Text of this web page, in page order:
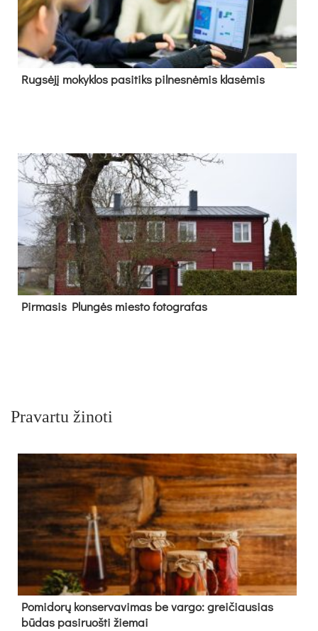
Rug­sė­jį mo­kyk­los pa­si­tiks pil­nes­nė­mis kla­sė­mis
Pir­ma­sis Plun­gės mies­to fo­tog­ra­fas
Pravartu žinoti
Pomidorų konservavimas be vargo: greičiausias
būdas pasiruošti žiemai